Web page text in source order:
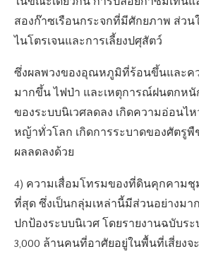
สองก๊าซเรือนกระจกที่มีศักยภาพ ส่ว
ไนโตรเจนและการเลี้ยงปศุสัตว์
ซึ่งผลพวงของอุณหภูมิที่ร้อนขึ้นและค
มากขึ้น ไฟป่า และเหตุการณ์ฝนตกห
ของระบบนิเวศลดลง เกิดความอ่อนไ
หญ้าทั่วโลก เกิดการระบาดของศัตรู
ผลลดลงด้วย
4) ความเสื่อมโทรมของที่ดินคุกคาม
ที่สุด ซึ่งเป็นกลุ่มเหล่านี้มีส่วนอย่างมา
ปกป้องระบบนิเวศ โดยรายงานฉบับร
3,000 ล้านคนที่อาศัยอยู่ในพื้นที่เสี่ยงจ